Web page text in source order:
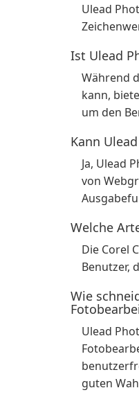
Ulead
Ist Ulead
Während
kann,
um den
Kann
Ja, Ulead
von
Welche
Die Corel
Benutzer,
Wie
Ulead
guten